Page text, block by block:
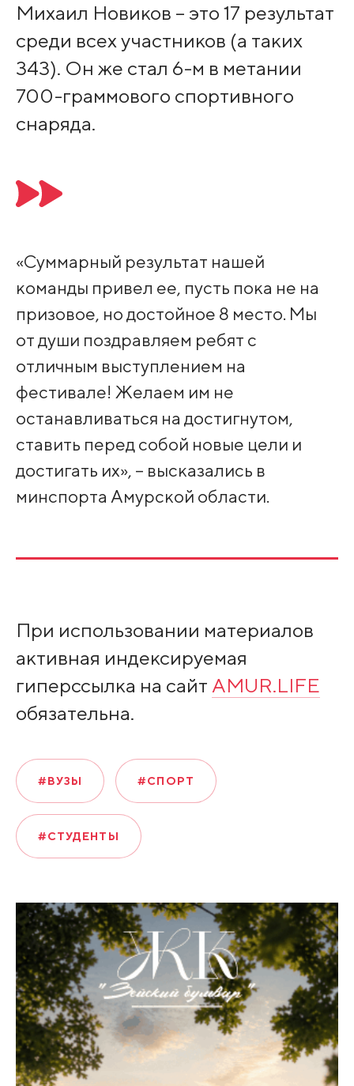
Михаил Новиков – это 17 результат
среди всех участников (а таких
343). Он же стал 6-м в метании
700-граммового спортивного
снаряда.
«Суммарный результат нашей
команды привел ее, пусть пока не на
призовое, но достойное 8 место. Мы
от души поздравляем ребят с
отличным выступлением на
фестивале! Желаем им не
останавливаться на достигнутом,
ставить перед собой новые цели и
достигать их», – высказались в
минспорта Амурской области.
При использовании материалов
активная индексируемая
гиперссылка на сайт AMUR.LIFE
обязательна.
#ВУЗЫ #СПОРТ
#СТУДЕНТЫ